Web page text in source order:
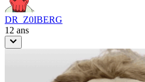
DR_Z0IBERG
12 ans